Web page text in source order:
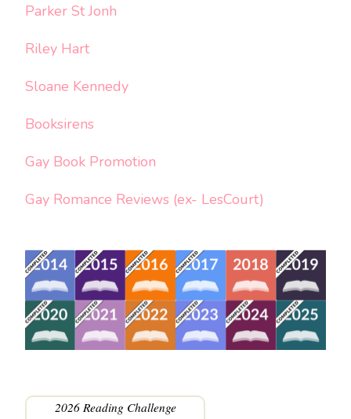
Parker St Jonh
Riley Hart
Sloane Kennedy
Booksirens
Gay Book Promotion
Gay Romance Reviews (ex- LesCourt)
2026 Reading Challenge